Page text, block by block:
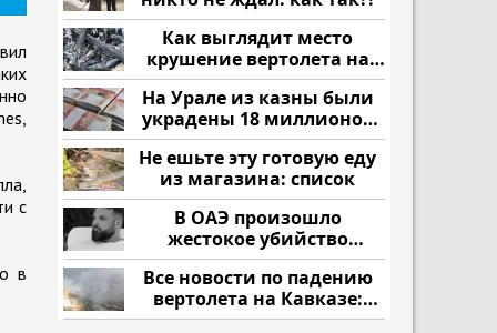
с
в
Как выглядит место
крушение вертолета на
Кавказе: смотреть
На Урале из казны были
украдены 18 миллионов
рублей
Не ешьте эту готовую еду
из магазина: список
В ОАЭ произошло
жестокое убийство
криптомиллионера
Все новости по падению
вертолета на Кавказе:
читать здесь